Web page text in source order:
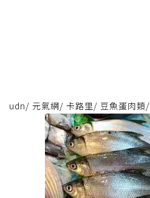
udn/ 元氣網/ 卡路里/ 豆魚蛋肉類/